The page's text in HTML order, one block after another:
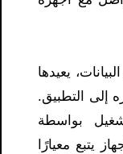
يعيدها
إلى التطبيق.
بواسطة
يتبع معيارًا